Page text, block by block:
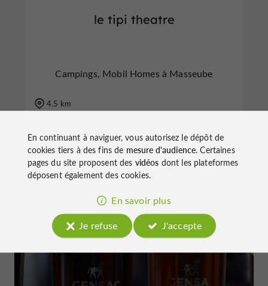
le tipi theatre
Campings, Mobil Homes à Masseube
4.5 km
n
o
t
e
c
o
u
p
e
c
o
e
u
En continuant à naviguer, vous autorisez le dépôt de
cookies tiers à des fins de mesure d'audience. Certaines
pages du site proposent des vidéos dont les plateformes
déposent également des cookies.
En savoir plus
Je refuse
J'accepte